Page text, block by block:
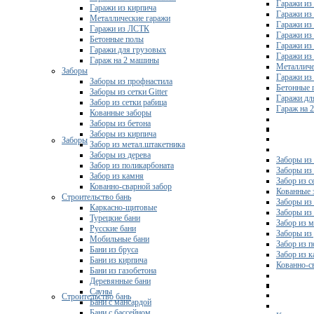
Гаражи из
Гаражи из
Гаражи из
Гаражи из
Гаражи
Гаражи из
Гаражи
Бетонные
Гаражи
Гараж на
Заборы
Заборы из
Заборы из
Забор из
Кованные
Заборы из
Заборы из
Забор из
Заборы из
Забор из
Забор из
Кованно-
Строительство бань
Гаражи из кирпича
Металлические гаражи
Гаражи из ЛСТК
Бетонные полы
Гаражи для грузовых
Гараж на 2 машины
Заборы
Заборы из профнастила
Заборы из сетки Gitter
Забор из сетки рабица
Кованные заборы
Заборы из бетона
Заборы из кирпича
Забор из метал.штакетника
Заборы из дерева
Забор из поликарбоната
Забор из камня
Кованно-сварной забор
Строительство бань
Каркасно-щитовые
Турецкие бани
Русские бани
Мобильные бани
Бани из бруса
Бани из кирпича
Бани из газобетона
Деревянные бани
Сауны
Бани с мансардой